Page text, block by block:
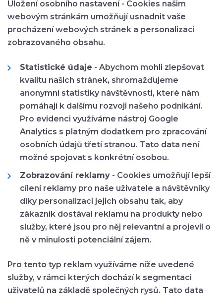
Uložení osobního nastavení - Cookies našim
webovým stránkám umožňují usnadnit vaše
procházení webových stránek a personalizaci
zobrazovaného obsahu.
Statistické údaje - Abychom mohli zlepšovat
kvalitu našich stránek, shromažďujeme
anonymní statistiky návštěvnosti, které nám
pomáhají k dalšímu rozvoji našeho podnikání.
Pro evidenci využíváme nástroj Google
Analytics s platným dodatkem pro zpracování
osobních údajů třetí stranou. Tato data není
možné spojovat s konkrétní osobou.
Zobrazování reklamy - Cookies umožňují lepší
cílení reklamy pro naše uživatele a návštěvníky
díky personalizaci jejich obsahu tak, aby
zákazník dostával reklamu na produkty nebo
služby, které jsou pro něj relevantní a projevil o
ně v minulosti potenciální zájem.
Pro tento typ reklam využíváme níže uvedené
služby, v rámci kterých dochází k segmentaci
uživatelů na základě společných rysů. Tato data